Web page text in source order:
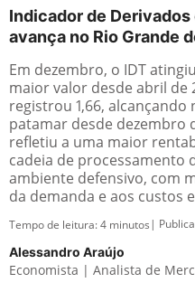
Indicador de
avança no Rio Grande
Em dezembro, o IDT
maior valor desde abril de
registrou 1,66,
patamar desde dezembro
refletiu a uma maior
cadeia de processamento
ambiente defensivo, com
da demanda e aos custos
Tempo de leitura:4 minutos |
Alessandro Araújo
Economista | Analista de